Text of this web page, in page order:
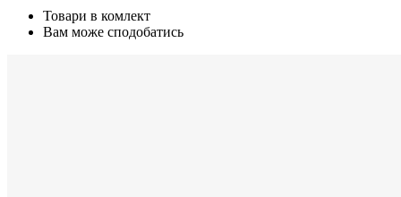
Товари в комлект
Вам може сподобатись